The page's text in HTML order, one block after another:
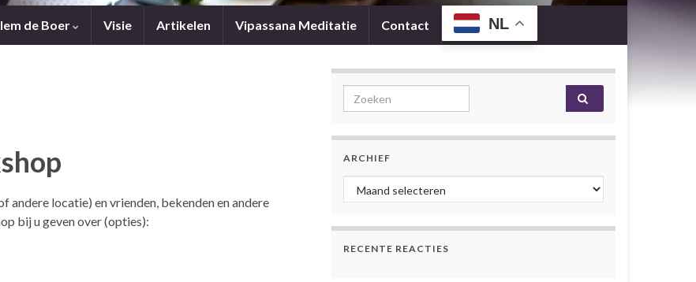
de Boer Visie Artikelen Vipassana Meditatie Contact NL
andere locatie) en vrienden, bekenden en andere
bij u geven over (opties):
Search for:
ARCHIEF
Archief
RECENTE REACTIES